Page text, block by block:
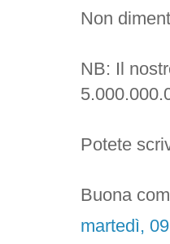
Non
NB: Il
Potete
Buona
martedì,